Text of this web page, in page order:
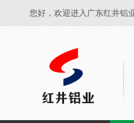
您好，欢迎进入广东红井铝